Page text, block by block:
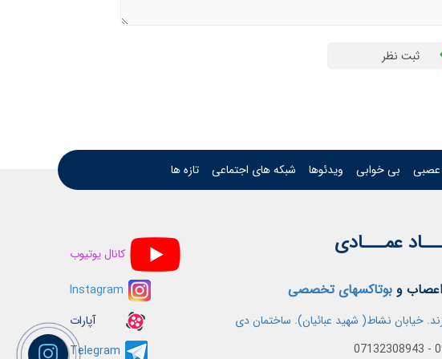
عصبی بی خوابی ویدئوها شبکه های اجتماعی تازه ها
عمـــادی
و بوتاکسهای تخصصی
خیابان نشاط( شهید عبائیان). ساختمان دی
07132308943 -
کانال یوتیوب
Instagram
آپارات
Telegram